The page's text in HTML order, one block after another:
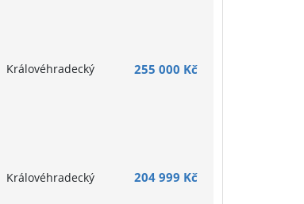
Královéhradecký 255 000 Kč
Královéhradecký 204 999 Kč